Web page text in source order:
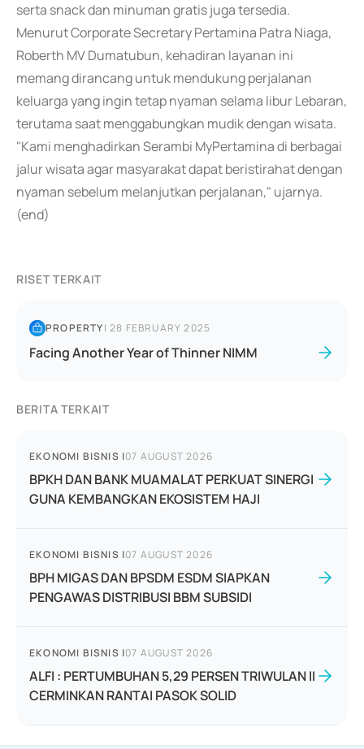
serta snack dan minuman gratis juga tersedia.
Menurut Corporate Secretary Pertamina Patra Niaga,
Roberth MV Dumatubun, kehadiran layanan ini
memang dirancang untuk mendukung perjalanan
keluarga yang ingin tetap nyaman selama libur Lebaran,
terutama saat menggabungkan mudik dengan wisata.
"Kami menghadirkan Serambi MyPertamina di berbagai
jalur wisata agar masyarakat dapat beristirahat dengan
nyaman sebelum melanjutkan perjalanan," ujarnya.
(end)
RISET TERKAIT
PROPERTY|28 FEBRUARY 2025
Facing Another Year of Thinner NIMM
BERITA TERKAIT
EKONOMI BISNIS |07 AUGUST 2026
BPKH DAN BANK MUAMALAT PERKUAT SINERGI
GUNA KEMBANGKAN EKOSISTEM HAJI
EKONOMI BISNIS |07 AUGUST 2026
BPH MIGAS DAN BPSDM ESDM SIAPKAN
PENGAWAS DISTRIBUSI BBM SUBSIDI
EKONOMI BISNIS |07 AUGUST 2026
ALFI : PERTUMBUHAN 5,29 PERSEN TRIWULAN II
CERMINKAN RANTAI PASOK SOLID